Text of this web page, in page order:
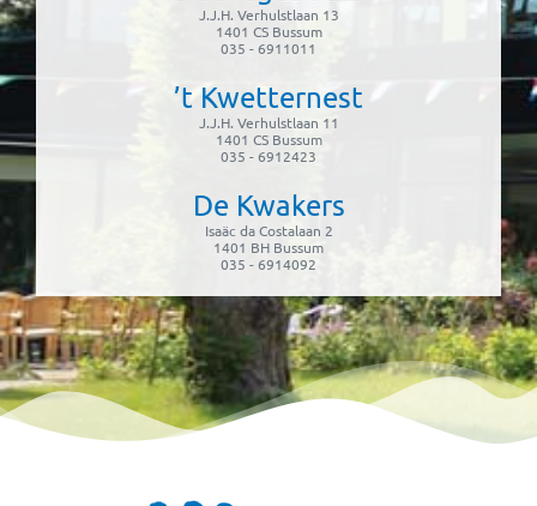
J.J.H. Verhulstlaan 13
1401 CS Bussum
035 - 6911011
’t Kwetternest
J.J.H. Verhulstlaan 11
1401 CS Bussum
035 - 6912423
De Kwakers
Isaäc da Costalaan 2
1401 BH Bussum
035 - 6914092